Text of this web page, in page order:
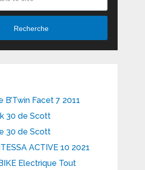
Recherche
B’Twin Facet 7 2011
30 de Scott
30 de Scott
ACTIVE 10 2021
Electrique Tout